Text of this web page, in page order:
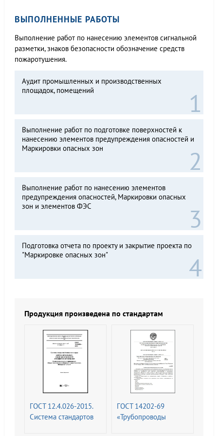
ВЫПОЛНЕННЫЕ РАБОТЫ
Выполнение работ по нанесению элементов сигнальной
разметки, знаков безопасности обозначение средств
пожаротушения.
Аудит промышленных и производственных
площадок, помещений
Выполнение работ по подготовке поверхностей к
нанесению элементов предупреждения опасностей и
Маркировки опасных зон
Выполнение работ по нанесению элементов
предупреждения опасностей, Маркировки опасных
зон и элементов ФЭС
Подготовка отчета по проекту и закрытие проекта по
"Маркировке опасных зон"
Продукция произведена по стандартам
ГОСТ 12.4.026-2015.
Система стандартов
ГОСТ 14202-69
«Трубопроводы